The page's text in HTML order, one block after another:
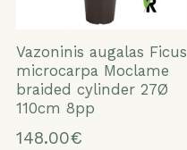
Vazoninis augalas Ficus
microcarpa Moclame
braided cylinder 27Ø
110cm 8pp
148.00€